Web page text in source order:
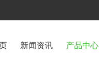
新闻资讯 产品中心